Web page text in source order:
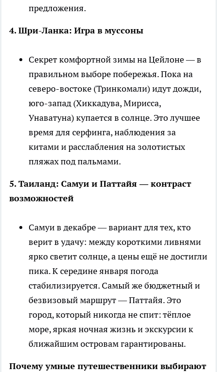
предложения.
4. Шри-Ланка: Игра в муссоны
Секрет комфортной зимы на Цейлоне — в
правильном выборе побережья. Пока на
северо-востоке (Тринкомали) идут дожди,
юго-запад (Хиккадува, Мирисса,
Унаватуна) купается в солнце. Это лучшее
время для серфинга, наблюдения за
китами и расслабления на золотистых
пляжах под пальмами.
5. Таиланд: Самуи и Паттайя — контраст
возможностей
Самуи в декабре — вариант для тех, кто
верит в удачу: между короткими ливнями
ярко светит солнце, а цены ещё не достигли
пика. К середине января погода
стабилизируется. Самый же бюджетный и
безвизовый маршрут — Паттайя. Это
город, который никогда не спит: тёплое
море, яркая ночная жизнь и экскурсии к
ближайшим островам гарантированы.
Почему умные путешественники выбирают